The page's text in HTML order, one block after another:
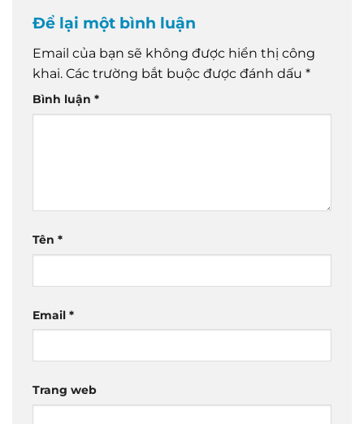
Để lại một bình luận
Email của bạn sẽ không được hiển thị công
khai. Các trường bắt buộc được đánh dấu *
Bình luận *
Tên *
Email *
Trang web